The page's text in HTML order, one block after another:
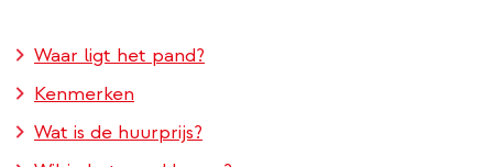
Waar ligt het pand?
Kenmerken
Wat is de huurprijs?